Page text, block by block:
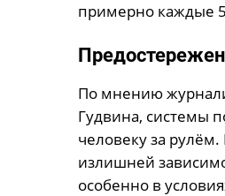
примерно каждые
По мнению
Гудвина, системы
человеку за
излишней
особенно в